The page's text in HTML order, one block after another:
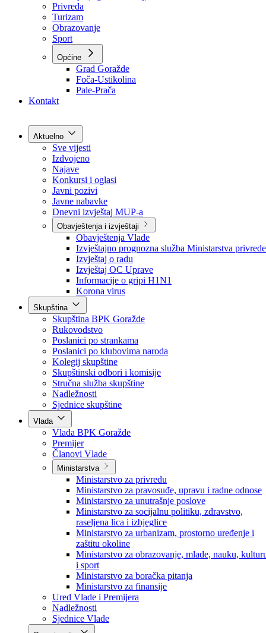
O kantonu
Simboli kantona (Grb, zastava)
Historija (digitalni muzej)
Privreda
Turizam
Obrazovanje
Sport
Općine
Kontakt
Aktuelno
Sve vijesti
Izdvojeno
Najave
Konkursi i oglasi
Javni pozivi
Javne nabavke
Dnevni izvještaj MUP-a
Obavještenja i izvještaji
Obavještenja Vlade
Izvještajno prognozna služba Ministarstva privrede
Izvještaj o radu
Izvještaj OC Uprave
Informacije o gripi H1N1
Korona virus
Skupština
Skupština BPK Goražde
Rukovodstvo
Poslanici po strankama
Poslanici po klubovima naroda
Kolegij skupštine
Skupštinski odbori i komisije
Stručna služba skupštine
Nadležnosti
Sjednice skupštine
Vlada
Vlada BPK Goražde
Premijer
Članovi Vlade
Ministarstva
Ministarstvo za privredu
Ministarstvo za pravosuđe, upravu i radne odnose
Ministarstvo za unutrašnje poslove
Ministarstvo za socijalnu politiku, zdravstvo,
raseljena lica i izbjeglice
Ministarstvo za urbanizam, prostorno uređenje i
zaštitu okoline
Ministarstvo za obrazovanje, mlade, nauku,
i sport
Ministarstvo za boračka pitanja
Ministarstvo za finansije
Ured Vlade i Premijera